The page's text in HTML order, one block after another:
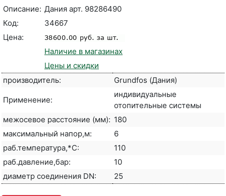
Описание: Дания арт. 98286490
Код:
34667
Цена:
Наличие в магазинах
Цены и скидки
производитель:
Grundfos (Дания)
Применение:
индивидуальные
отопительные системы
межосевое расстояние (мм): 180
максимальный напор,м:
6
раб.температура,*С:
110
раб.давление,бар:
10
диаметр соединения DN:
25